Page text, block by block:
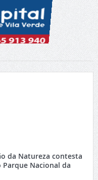
da Natureza contesta
Nacional da